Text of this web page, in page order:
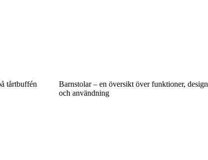
tårtbuffén
Barnstolar – en översikt över funktioner, design
och användning